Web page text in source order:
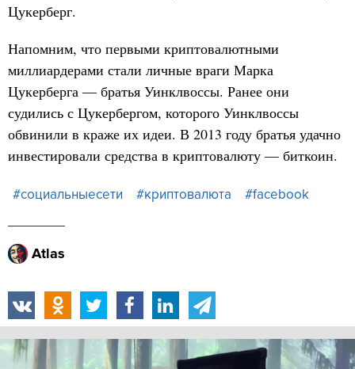
Цукерберг.
Напомним, что первыми криптовалютными
миллиардерами стали личные враги Марка
Цукерберга — братья Уинклвоссы. Ранее они
судились с Цукербергом, которого Уинклвоссы
обвинили в краже их идеи. В 2013 году братья удачно
инвестировали средства в криптовалюту — биткоин.
#социальныесети #криптовалюта #facebook
Atlas